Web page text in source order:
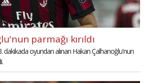
parmağı kırıldı
dakikada oyundan alınan Hakan Çalhanoğlu'nun